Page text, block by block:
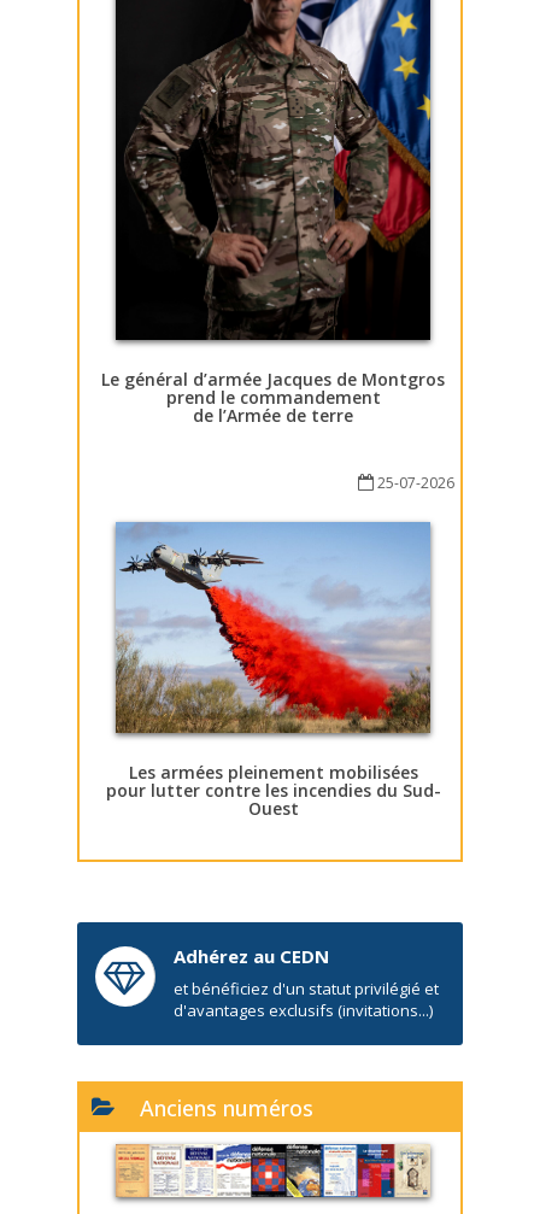
Le général d’armée Jacques de Montgros
prend le commandement
de l’Armée de terre
25-07-2026
Les armées pleinement mobilisées
pour lutter contre les incendies du Sud-
Ouest
Adhérez au CEDN
et bénéficiez d'un statut privilégié et
d'avantages exclusifs (invitations...)
Anciens numéros